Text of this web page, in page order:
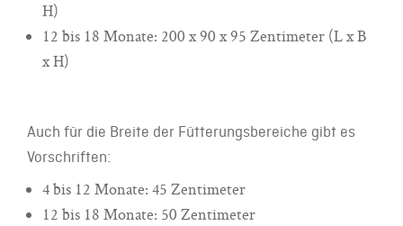
H)
12 bis 18 Monate: 200 x 90 x 95 Zentimeter (L x B
x H)
Auch für die Breite der Fütterungsbereiche gibt es
Vorschriften:
4 bis 12 Monate: 45 Zentimeter
12 bis 18 Monate: 50 Zentimeter